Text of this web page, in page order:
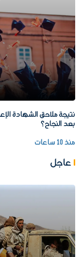
بعد النجاح؟
منذ 10 ساعات
عاجل